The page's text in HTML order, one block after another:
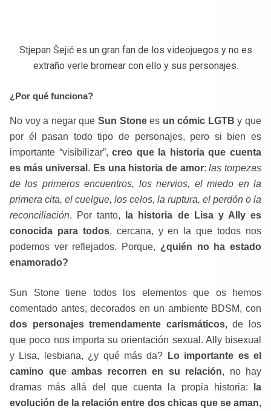
Stjepan Šejić es un gran fan de los videojuegos y no es
extraño verle bromear con ello y sus personajes.
¿Por qué funciona?
No voy a negar que Sun Stonees uncómic LGTB y que
por él pasan todo tipo de personajes, pero si bien es
importante “visibilizar”,creo que la historia que cuenta
es más universal . Es una historia de amor: las torpezas
de los primeros encuentros, los nervios, el miedo en la
primera cita, el cuelgue, los celos, la ruptura, el perdón o la
reconciliación. Por tanto,
la historia de Lisa y Ally es
conocida para todos, cercana, y en la que todos nos
podemos ver reflejados. Porque, ¿quién no ha estado
enamorado?
Sun Stone tiene todos los elementos que os hemos
comentado antes, decorados en un ambiente BDSM, con
dos personajes tremendamente carismáticos, de los
que poco nos importa su orientación sexual. Ally bisexual
y Lisa, lesbiana, ¿y qué más da?
Lo importante es el
camino que ambas recorren en su relación, no hay
dramas más allá del que cuenta la propia historia:
la
evolución de la relación entre dos chicas que se aman,